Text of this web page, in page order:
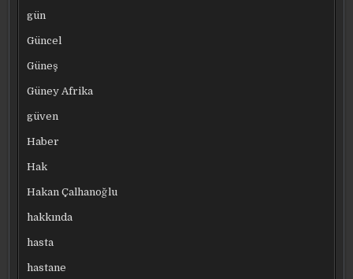
gün
Güncel
Güneş
Güney Afrika
güven
Haber
Hak
Hakan Çalhanoğlu
hakkında
hasta
hastane